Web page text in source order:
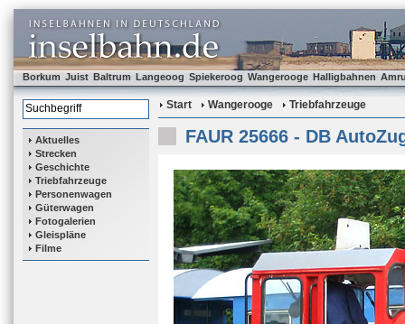
Borkum Juist Baltrum Langeoog Spiekeroog Wangerooge Halligbahnen
Aktuelles
Strecken
Geschichte
Triebfahrzeuge
Personenwagen
Güterwagen
Fotogalerien
Gleispläne
Filme
Start Wangerooge Triebfahrzeuge
FAUR 25666 - DB